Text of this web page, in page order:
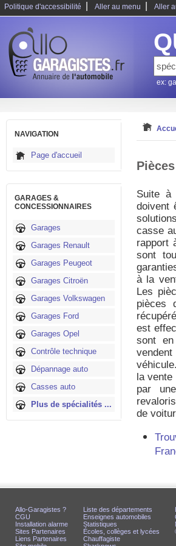
Politique d'accessibilité Aller au menu Aller
ex:
NAVIGATION
Page d'accueil
GARAGES &
CONCESSIONNAIRES
Garages
Garages Renault
Garages Peugeot
Garages Citroën
Garages Volkswagen
Garages Ford
Garages Opel
Contrôle technique
Dépannage auto
Casses auto
Plus de spécialités ...
Suite à
doivent
casse
rapport
sont
à la
Les
pièces
est
sont
la vente
par
de
Allo-Garagistes ?
CGU
Installation alarme
Sites Partenaires
Liens Partenaires
Liste des départements
Enseignes automobiles
Statistiques
Écoles, collèges et lycées
Chauffagiste